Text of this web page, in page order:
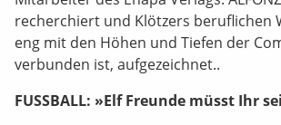
recherchiert und Klötzers beruflichen
eng mit den Höhen und Tiefen der
verbunden ist, aufgezeichnet..
FUSSBALL: »Elf Freunde müsst Ihr